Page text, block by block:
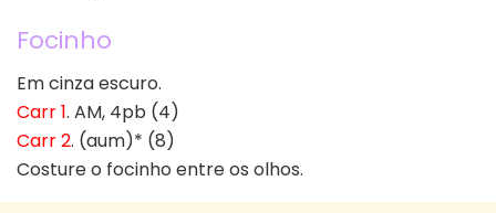
Focinho
Em cinza escuro.
Carr 1. AM, 4pb (4)
Carr 2. (aum)* (8)
Costure o focinho entre os olhos.